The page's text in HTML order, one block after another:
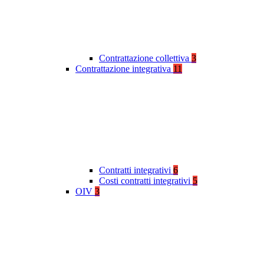
Contrattazione collettiva 3
Contrattazione integrativa 11
Contratti integrativi 6
Costi contratti integrativi 5
OIV 3